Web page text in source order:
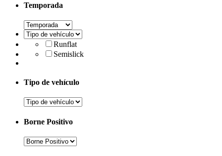
Temporada
Runflat
Semislick
Tipo de vehículo
Borne Positivo